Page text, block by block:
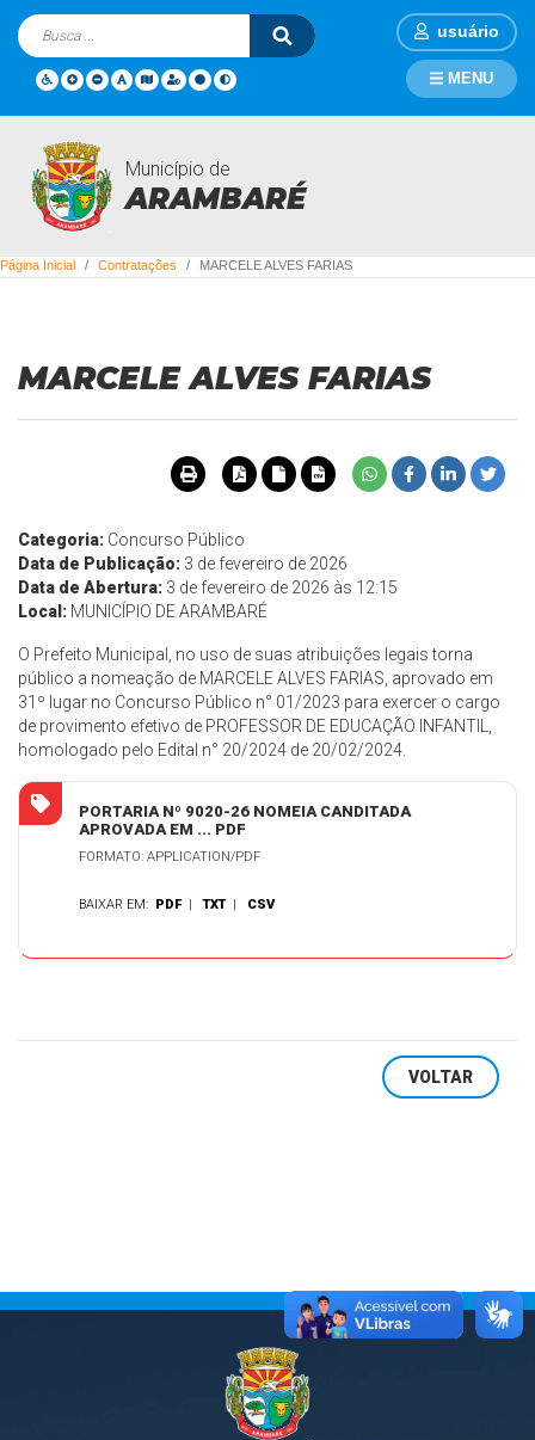
usuário
Município de
ARAMBARÉ
MENU
Contratações
Página Inicial Contratações MARCELE ALVES FARIAS
MARCELE ALVES FARIAS
Categoria: Concurso Público
Data de Publicação: 3 de fevereiro de 2026
Data de Abertura: 3 de fevereiro de 2026 às 12:15
Local: MUNICÍPIO DE ARAMBARÉ
O Prefeito Municipal, no uso de suas atribuições legais torna
público a nomeação de MARCELE ALVES FARIAS, aprovado em
31º lugar no Concurso Público n° 01/2023 para exercer o cargo
de provimento efetivo de PROFESSOR DE EDUCAÇÃO INFANTIL,
homologado pelo Edital n° 20/2024 de 20/02/2024.
PORTARIA Nº 9020-26 NOMEIA CANDITADA
APROVADA EM ... PDF
FORMATO: APPLICATION/PDF
BAIXAR EM: PDF |TXT | CSV
VOLTAR